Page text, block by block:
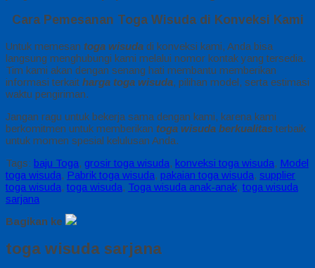
Cara Pemesanan Toga Wisuda di Konveksi Kami
Untuk memesan toga wisuda di konveksi kami, Anda bisa
langsung menghubungi kami melalui nomor kontak yang tersedia.
Tim kami akan dengan senang hati membantu memberikan
informasi terkait harga toga wisuda, pilihan model, serta estimasi
waktu pengiriman.
Jangan ragu untuk bekerja sama dengan kami, karena kami
berkomitmen untuk memberikan toga wisuda berkualitas terbaik
untuk momen spesial kelulusan Anda.
Tags: baju Toga, grosir toga wisuda, konveksi toga wisuda, Model
toga wisuda, Pabrik toga wisuda, pakaian toga wisuda, supplier
toga wisuda, toga wisuda, Toga wisuda anak-anak, toga wisuda
sarjana
Bagikan ke
toga wisuda sarjana